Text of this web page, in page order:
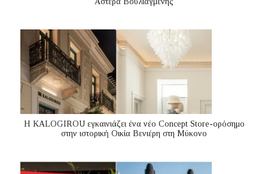
Η KALOGIROU εγκαινιάζει ένα νέο Concept Store-ορόσημο
στην ιστορική Οικία Βενιέρη στη Μύκονο